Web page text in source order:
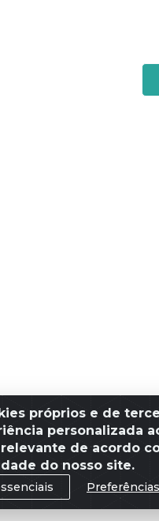
próprios e de
personalizada
de acordo
do nosso site.